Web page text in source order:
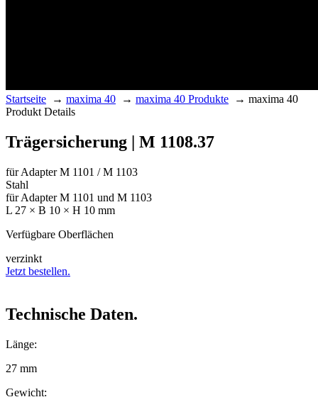
Startseite → maxima 40 → maxima 40 Produkte → maxima 40
Produkt Details
Trägersicherung | M 1108.37
für Adapter M 1101 / M 1103
Stahl
für Adapter M 1101 und M 1103
L 27 × B 10 × H 10 mm
Verfügbare Oberflächen
verzinkt
Jetzt bestellen.
Technische Daten.
Länge:
27 mm
Gewicht: